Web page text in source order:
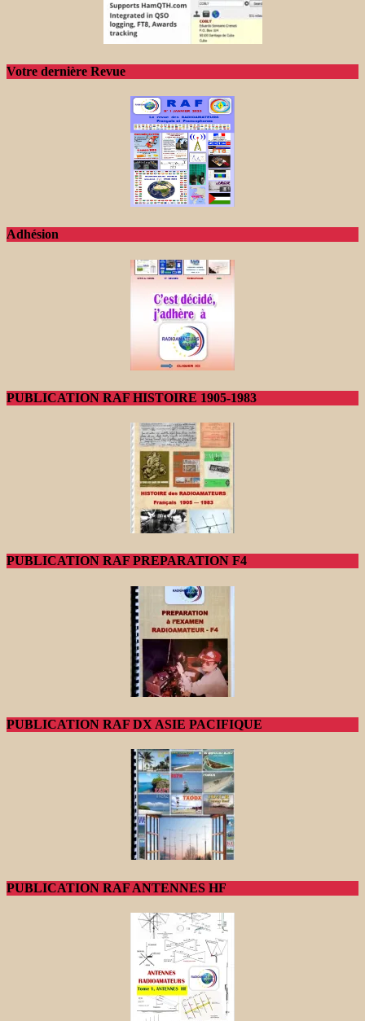
Votre dernière Revue
Adhésion
PUBLICATION RAF HISTOIRE 1905-1983
PUBLICATION RAF PREPARATION F4
PUBLICATION RAF DX ASIE PACIFIQUE
PUBLICATION RAF ANTENNES HF